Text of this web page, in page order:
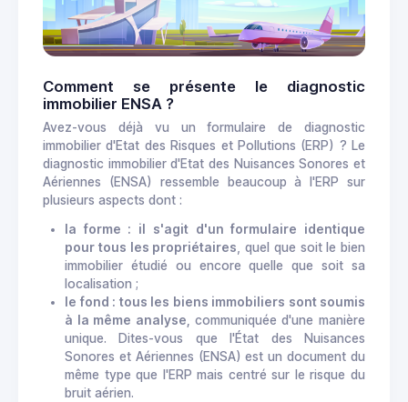
Comment se présente le diagnostic
immobilier ENSA ?
Avez-vous déjà vu un formulaire de diagnostic
immobilier d'Etat des Risques et Pollutions (ERP) ? Le
diagnostic immobilier d'Etat des Nuisances Sonores et
Aériennes (ENSA) ressemble beaucoup à l'ERP sur
plusieurs aspects dont :
la forme : il s'agit d'un formulaire identique
pour tous les propriétaires, quel que soit le bien
immobilier étudié ou encore quelle que soit sa
localisation ;
le fond : tous les biens immobiliers sont soumis
à la même analyse, communiquée d'une manière
unique. Dites-vous que l'État des Nuisances
Sonores et Aériennes (ENSA) est un document du
même type que l'ERP mais centré sur le risque du
bruit aérien.